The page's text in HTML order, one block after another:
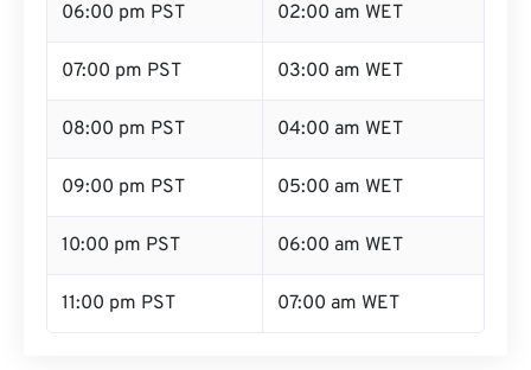
06:00 pm PST 02:00 am WET
07:00 pm PST 03:00 am WET
08:00 pm PST 04:00 am WET
09:00 pm PST 05:00 am WET
10:00 pm PST 06:00 am WET
11:00 pm PST 07:00 am WET